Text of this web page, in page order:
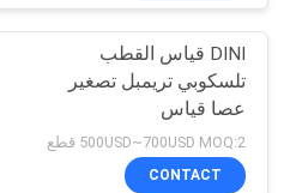
طاقم التسوية
53
DINI قياس القطب
تلسكوبي تريمبل تصغير
عصا قياس
500USD~700USD MOQ:2 قطع
CONTACT